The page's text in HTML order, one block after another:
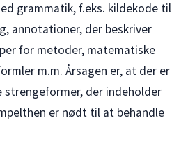
grammatik, f.eks. kildekode til
annotationer, der beskriver
for metoder, matematiske
m.m. Årsagen er, at der er
strengeformer, der indeholder
er nødt til at behandle